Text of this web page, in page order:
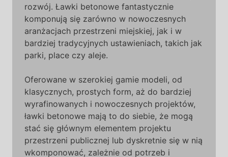
rozwój. Ławki betonowe fantastycznie
komponują się zarówno w nowoczesnych
aranżacjach przestrzeni miejskiej, jak i w
bardziej tradycyjnych ustawieniach, takich jak
parki, place czy aleje.
Oferowane w szerokiej gamie modeli, od
klasycznych, prostych form, aż do bardziej
wyrafinowanych i nowoczesnych projektów,
ławki betonowe mają to do siebie, że mogą
stać się głównym elementem projektu
przestrzeni publicznej lub dyskretnie się w nią
wkomponować, zależnie od potrzeb i